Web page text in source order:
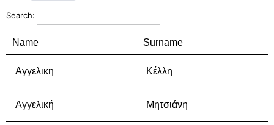
Search:
Name Surname
Αγγελικη Κέλλη
Αγγελική Μητσιάνη